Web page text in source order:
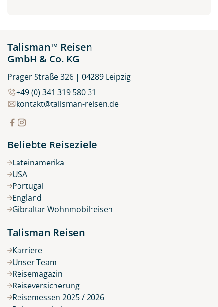
Talisman™ Reisen
GmbH & Co. KG
Prager Straße 326 | 04289 Leipzig
+49 (0) 341 319 580 31
kontakt@talisman-reisen.de
Beliebte Reiseziele
Lateinamerika
USA
Portugal
England
Gibraltar Wohnmobilreisen
Talisman Reisen
Karriere
Unser Team
Reisemagazin
Reiseversicherung
Reisemessen 2025 / 2026